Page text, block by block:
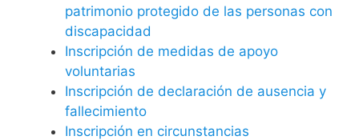
patrimonio protegido de las personas con
discapacidad
Inscripción de medidas de apoyo
voluntarias
Inscripción de declaración de ausencia y
fallecimiento
Inscripción en circunstancias